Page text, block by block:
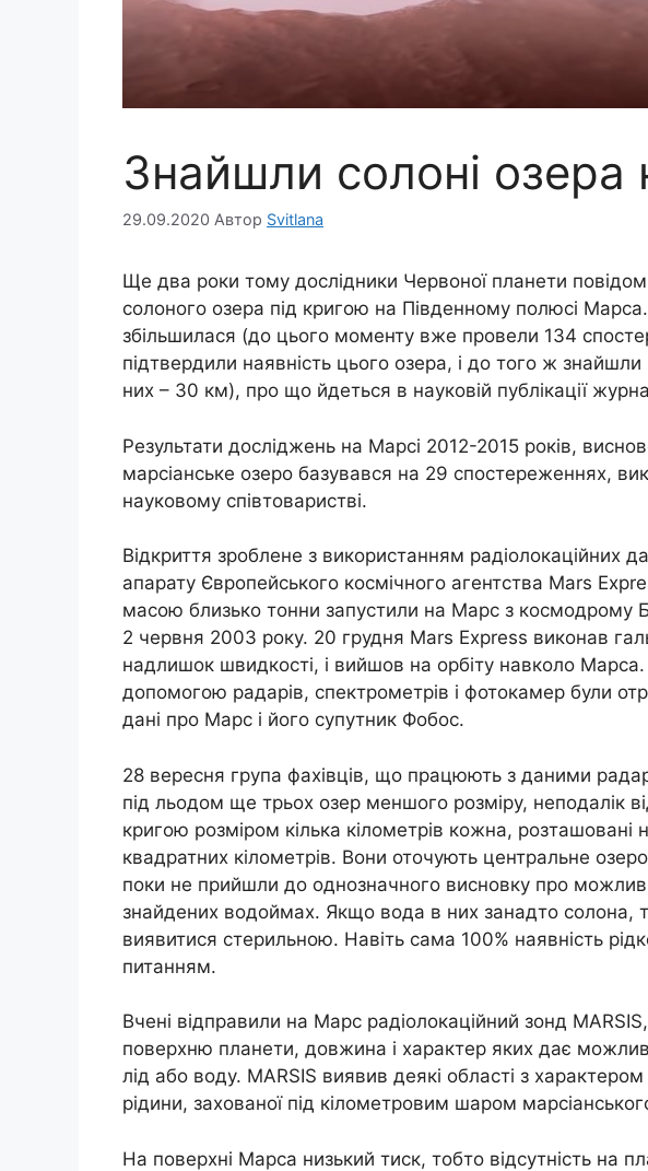
Знайшли солоні озера
29.09.2020 Автор Svitlana
Ще два роки тому дослідники Червоної планети
солоного озера під кригою на Південному полюсі
збільшилася (до цього моменту вже провели 134
підтвердили наявність цього озера, і до того ж
них – 30 км), про що йдеться в науковій публікації
Результати досліджень на Марсі 2012-2015 років,
марсіанське озеро базувався на 29 спостереженнях,
науковому співтоваристві.
Відкриття зроблене з використанням радіолокаційних
апарату Європейського космічного агентства Mars
масою близько тонни запустили на Марс з космодрому
2 червня 2003 року. 20 грудня Mars Express виконав
надлишок швидкості, і вийшов на орбіту навколо
допомогою радарів, спектрометрів і фотокамер були
дані про Марс і його супутник Фобос.
28 вересня група фахівців, що працюють з даними
під льодом ще трьох озер меншого розміру, неподалік
кригою розміром кілька кілометрів кожна, розташовані
квадратних кілометрів. Вони оточують центральне
поки не прийшли до однозначного висновку про
знайдених водоймах. Якщо вода в них занадто солона,
виявитися стерильною. Навіть сама 100% наявність
питанням.
Вчені відправили на Марс радіолокаційний зонд
поверхню планети, довжина і характер яких дає
лід або воду. MARSIS виявив деякі області з
рідини, захованої під кілометровим шаром
На поверхні Марса низький тиск, тобто відсутність на